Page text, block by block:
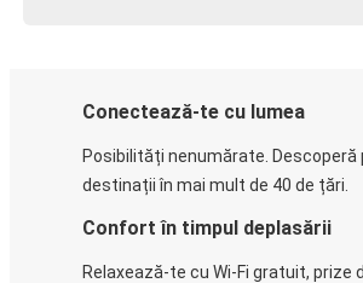
Conectează-te cu lumea
Posibilități nenumărate. Descoperă
destinații în mai mult de 40 de țări.
Confort în timpul deplasării
Relaxează-te cu Wi-Fi gratuit, prize